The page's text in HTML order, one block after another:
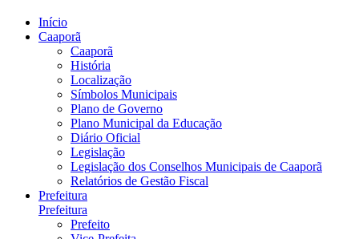
Início
Caaporã
Caaporã
História
Localização
Símbolos Municipais
Plano de Governo
Plano Municipal da Educação
Diário Oficial
Legislação
Legislação dos Conselhos Municipais de Caaporã
Relatórios de Gestão Fiscal
Prefeitura
Prefeitura
Prefeito